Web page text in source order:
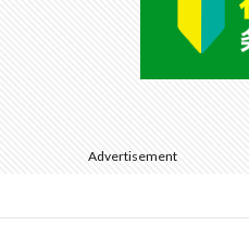
Advertisement